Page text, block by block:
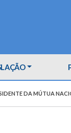
DA MÚTUA